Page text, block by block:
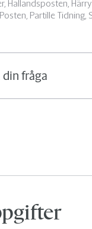
Partille Tidning,